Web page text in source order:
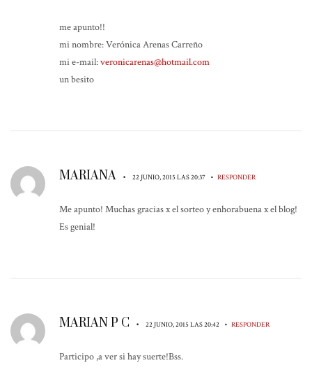
me apunto!!
mi nombre: Verónica Arenas Carreño
mi e-mail:veronicarenas@hotmail.com
un besito
MARIANA • 22 JUNIO, 2015 LAS 20:37 • RESPONDER
Me apunto! Muchas gracias x el sorteo y enhorabuena x el blog!
Es genial!
MARIAN P C • 22 JUNIO, 2015 LAS 20:42 • RESPONDER
Participo ,a ver si hay suerte!Bss.